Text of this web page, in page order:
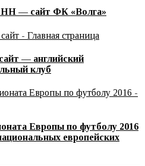
НН — сайт ФК «Волга»
— английский
клуб
Европы по футболу 2016
европейских